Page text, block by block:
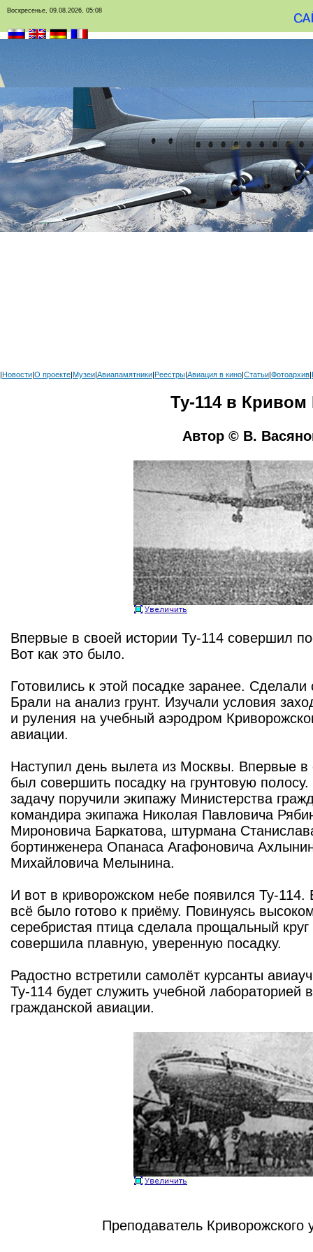
Воскресенье, 09.08.2026, 05:08
|Новости|О проекте|Музеи|Авиапамятники|Реестры|Авиация в кино|Статьи|Фотоархив|
Ту-114 в Кривом
Автор © В.
Впервые в своей истории Ту-114 совершил
Вот как это было.
Готовились к этой посадке заранее.
Брали на анализ грунт. Изучали условия
и руления на учебный аэродром
авиации.
Наступил день вылета из Москвы. Впервые в
был совершить посадку на грунтовую
задачу поручили экипажу Министерства
командира экипажа Николая Павловича
Мироновича Баркатова, штурмана
бортинженера Опанаса Агафоновича
Михайловича Мелынина.
И вот в криворожском небе появился Ту-114.
всё было готово к приёму. Повинуясь
серебристая птица сделала прощальный круг
совершила плавную, уверенную посадку.
Радостно встретили самолёт курсанты
Ту-114 будет служить учебной
гражданской авиации.
Преподаватель Криворожского